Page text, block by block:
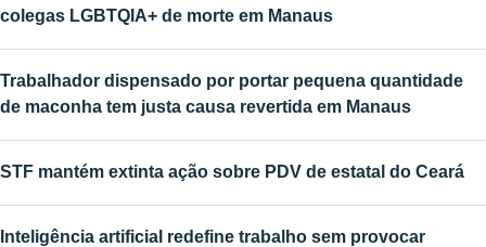
colegas LGBTQIA+ de morte em Manaus
Trabalhador dispensado por portar pequena quantidade
de maconha tem justa causa revertida em Manaus
STF mantém extinta ação sobre PDV de estatal do Ceará
Inteligência artificial redefine trabalho sem provocar